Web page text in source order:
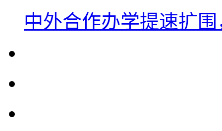
中外合作办学提速扩